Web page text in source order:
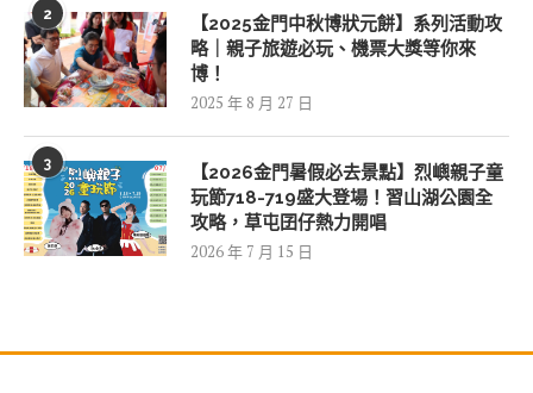
2
【2025金門中秋博狀元餅】系列活動攻
略｜親子旅遊必玩、機票大獎等你來
博！
2025 年 8 月 27 日
3
【2026金門暑假必去景點】烈嶼親子童
玩節718-719盛大登場！習山湖公園全
攻略，草屯囝仔熱力開唱
2026 年 7 月 15 日